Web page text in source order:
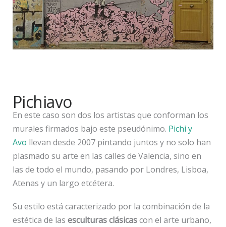
Pichiavo
En este caso son dos los artistas que conforman los
murales firmados bajo este pseudónimo. Pichi y
Avo llevan desde 2007 pintando juntos y no solo han
plasmado su arte en las calles de Valencia, sino en
las de todo el mundo, pasando por Londres, Lisboa,
Atenas y un largo etcétera.
Su estilo está caracterizado por la combinación de la
estética de las esculturas clásicascon el arte urbano,